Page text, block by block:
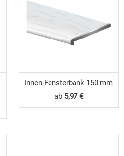
Innen-Fensterbank 150 mm
ab 5,97 €